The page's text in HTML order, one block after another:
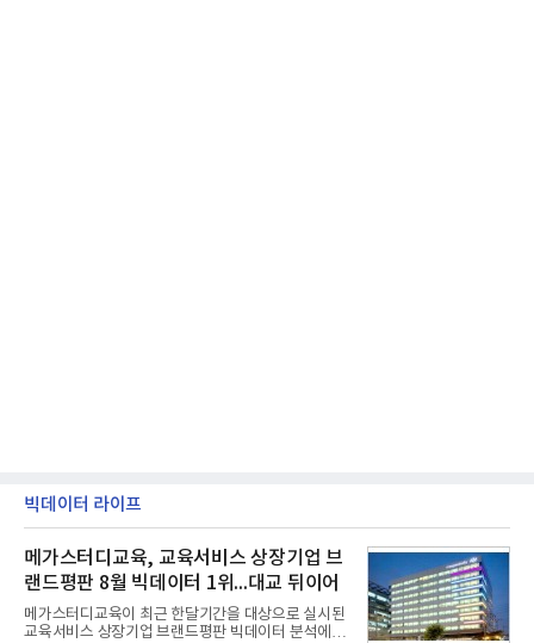
빅데이터 라이프
메가스터디교육, 교육서비스 상장기업 브
랜드평판 8월 빅데이터 1위...대교 뒤이어
메가스터디교육이 최근 한달기간을 대상으로 실시된
교육서비스 상장기업 브랜드평판 빅데이터 분석에서